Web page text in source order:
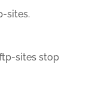
sites.
sites stop